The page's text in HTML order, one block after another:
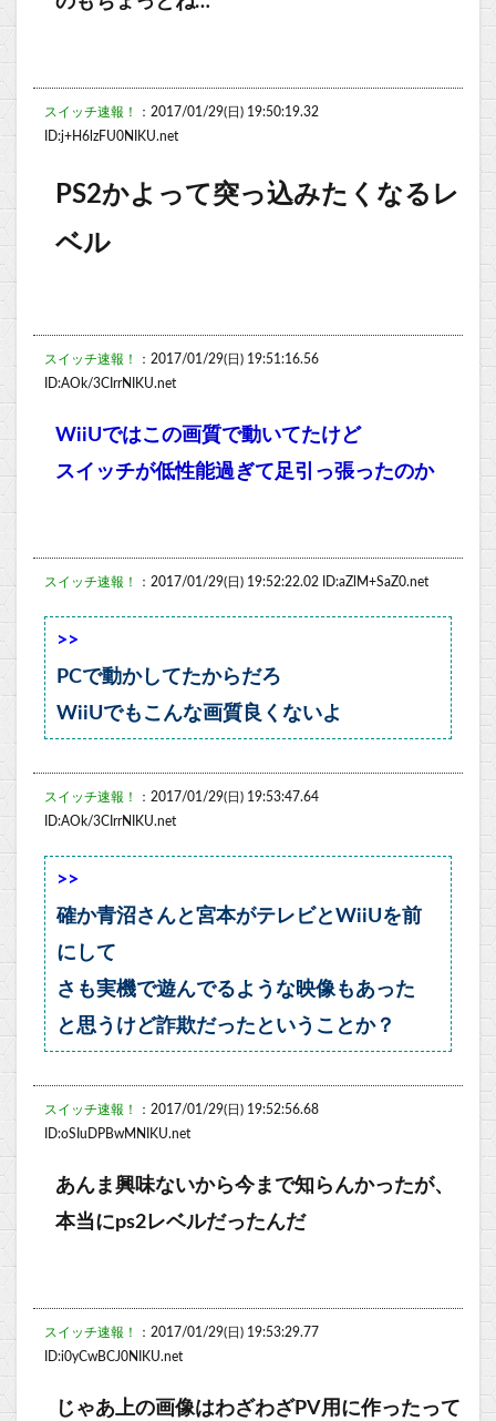
スイッチ速報！
：2017/01/29(日) 19:50:19.32
ID:j+H6lzFU0NIKU.net
PS2かよって突っ込みたくなるレ
ベル
スイッチ速報！
：2017/01/29(日) 19:51:16.56
ID:AOk/3CIrrNIKU.net
WiiUではこの画質で動いてたけど
スイッチが低性能過ぎて足引っ張ったのか
スイッチ速報！ ：2017/01/29(日) 19:52:22.02 ID:aZlM+SaZ0.net
>>
PCで動かしてたからだろ
WiiUでもこんな画質良くないよ
スイッチ速報！
：2017/01/29(日) 19:53:47.64
ID:AOk/3CIrrNIKU.net
>>
確か青沼さんと宮本がテレビとWiiUを前
にして
さも実機で遊んでるような映像もあった
と思うけど詐欺だったということか？
スイッチ速報！
：2017/01/29(日) 19:52:56.68
ID:oSIuDPBwMNIKU.net
あんま興味ないから今まで知らんかったが、
本当にps2レベルだったんだ
スイッチ速報！
：2017/01/29(日) 19:53:29.77
ID:i0yCwBCJ0NIKU.net
じゃあ上の画像はわざわざPV用に作ったって